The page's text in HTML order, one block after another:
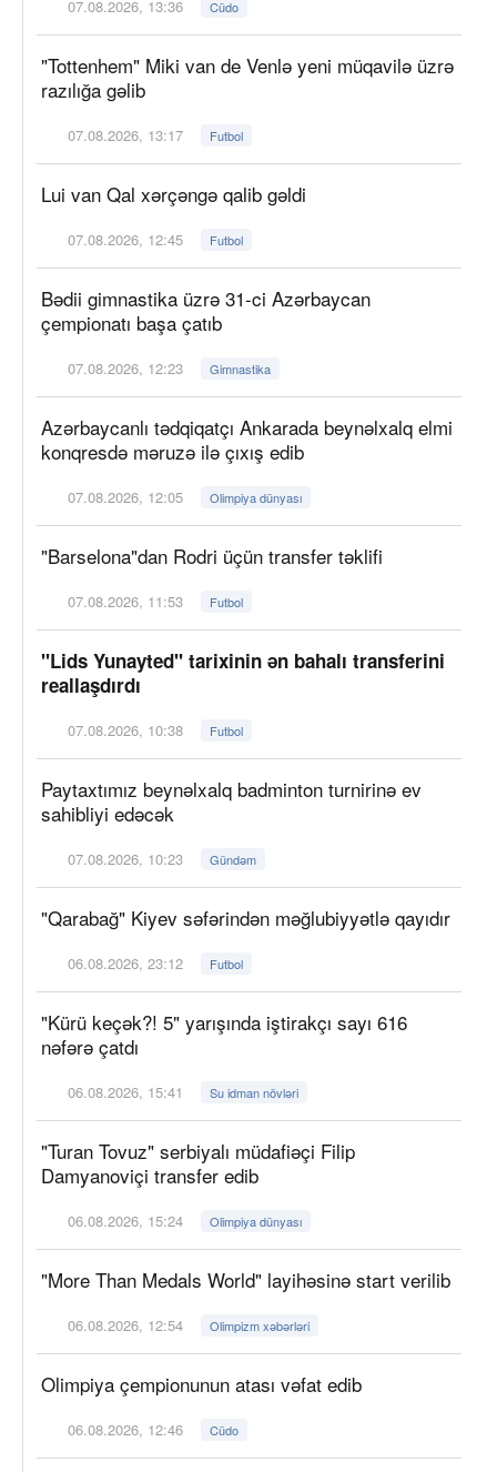
07.08.2026, 13:36 Cüdo
"Tottenhem" Miki van de Venlə yeni müqavilə üzrə
razılığa gəlib
07.08.2026, 13:17 Futbol
Lui van Qal xərçəngə qalib gəldi
07.08.2026, 12:45 Futbol
Bədii gimnastika üzrə 31-ci Azərbaycan
çempionatı başa çatıb
07.08.2026, 12:23 Gimnastika
Azərbaycanlı tədqiqatçı Ankarada beynəlxalq elmi
konqresdə məruzə ilə çıxış edib
07.08.2026, 12:05 Olimpiya dünyası
"Barselona"dan Rodri üçün transfer təklifi
07.08.2026, 11:53 Futbol
"Lids Yunayted" tarixinin ən bahalı transferini
reallaşdırdı
07.08.2026, 10:38 Futbol
Paytaxtımız beynəlxalq badminton turnirinə ev
sahibliyi edəcək
07.08.2026, 10:23 Gündəm
"Qarabağ" Kiyev səfərindən məğlubiyyətlə qayıdır
06.08.2026, 23:12 Futbol
"Kürü keçək?! 5" yarışında iştirakçı sayı 616
nəfərə çatdı
06.08.2026, 15:41 Su idman növləri
"Turan Tovuz" serbiyalı müdafiəçi Filip
Damyanoviçi transfer edib
06.08.2026, 15:24 Olimpiya dünyası
"More Than Medals World" layihəsinə start verilib
06.08.2026, 12:54 Olimpizm xəbərləri
Olimpiya çempionunun atası vəfat edib
06.08.2026, 12:46 Cüdo